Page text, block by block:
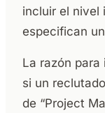
incluir el nivel
especifican
La razón
si un
de “Project